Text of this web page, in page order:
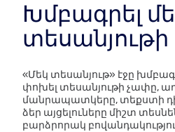
Խմբագրել
տեսանյութի
«Մեկ տեսանյութ» էջը
փոխել տեսանյութի չափը,
մանրապատկերը, տեքստի
ձեր այցելուները միշտ
բարձրորակ